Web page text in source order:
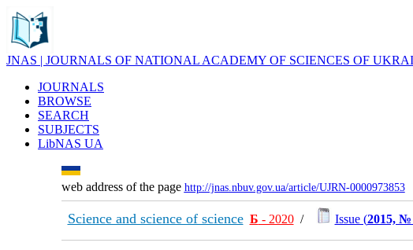
JNAS | JOURNALS OF NATIONAL ACADEMY OF SCIENCES OF
JOURNALS
BROWSE
SEARCH
SUBJECTS
LibNAS UA
web address of the page http://jnas.nbuv.gov.ua/article/UJRN-0000973853
Science and science of science Б - 2020/ Issue (2015, №